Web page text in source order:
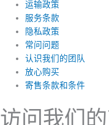
运输政策
服务条款
隐私政策
常问问题
认识我们的团队
放心购买
寄售条款和条件
访问我们